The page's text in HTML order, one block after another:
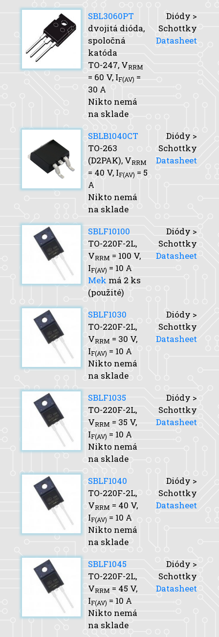
SBL3060PT
dvojitá dióda,
spoločná
katóda
TO-247, VRRM
= 60 V, IF(AV) =
30 A
Nikto nemá
na sklade
Diódy >
Schottky
Datasheet
SBLB1040CT
TO-263
(D2PAK), VRRM
= 40 V, IF(AV) = 5
A
Nikto nemá
na sklade
Diódy >
Schottky
Datasheet
SBLF10100
TO-220F-2L,
VRRM = 100 V,
IF(AV) = 10 A
Mek má 2 ks
(použité)
Diódy >
Schottky
Datasheet
SBLF1030
TO-220F-2L,
VRRM = 30 V,
IF(AV) = 10 A
Nikto nemá
na sklade
Diódy >
Schottky
Datasheet
SBLF1035
TO-220F-2L,
VRRM = 35 V,
IF(AV) = 10 A
Nikto nemá
na sklade
Diódy >
Schottky
Datasheet
SBLF1040
TO-220F-2L,
VRRM = 40 V,
IF(AV) = 10 A
Nikto nemá
na sklade
Diódy >
Schottky
Datasheet
SBLF1045
TO-220F-2L,
VRRM = 45 V,
IF(AV) = 10 A
Nikto nemá
na sklade
Diódy >
Schottky
Datasheet